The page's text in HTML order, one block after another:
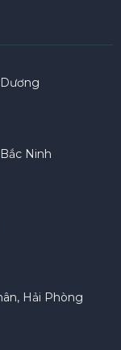
Ninh
Hải Phòng